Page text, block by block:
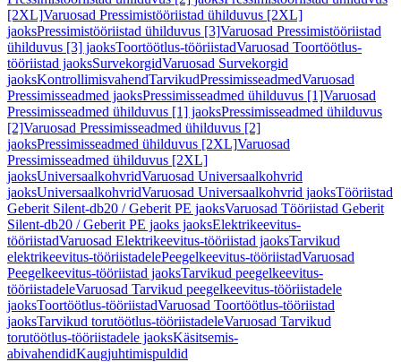
[2XL]Varuosad Pressimistööriistad ühilduvus [2XL]
jaoksPressimistööriistad ühilduvus [3]Varuosad Pressimistööriistad
ühilduvus [3] jaoksToortöötlus-tööriistadVaruosad Toortöötlus-
tööriistad jaoksSurvekorgidVaruosad Survekorgid
jaoksKontrollimisvahendTarvikudPressimisseadmedVaruosad
Pressimisseadmed jaoksPressimisseadmed ühilduvus [1]Varuosad
Pressimisseadmed ühilduvus [1] jaoksPressimisseadmed ühilduvus
[2]Varuosad Pressimisseadmed ühilduvus [2]
jaoksPressimisseadmed ühilduvus [2XL]Varuosad
Pressimisseadmed ühilduvus [2XL]
jaoksUniversaalkohvridVaruosad Universaalkohvrid
jaoksUniversaalkohvridVaruosad Universaalkohvrid jaoksTööriistad
Geberit Silent-db20 / Geberit PE jaoksVaruosad Tööriistad Geberit
Silent-db20 / Geberit PE jaoks jaoksElektrikeevitus-
tööriistadVaruosad Elektrikeevitus-tööriistad jaoksTarvikud
elektrikeevitus-tööriistadelePeegelkeevitus-tööriistadVaruosad
Peegelkeevitus-tööriistad jaoksTarvikud peegelkeevitus-
tööriistadeleVaruosad Tarvikud peegelkeevitus-tööriistadele
jaoksToortöötlus-tööriistadVaruosad Toortöötlus-tööriistad
jaoksTarvikud torutöötlus-tööriistadeleVaruosad Tarvikud
torutöötlus-tööriistadele jaoksKäsitsemis-
abivahendidKaugjuhtimispuldid